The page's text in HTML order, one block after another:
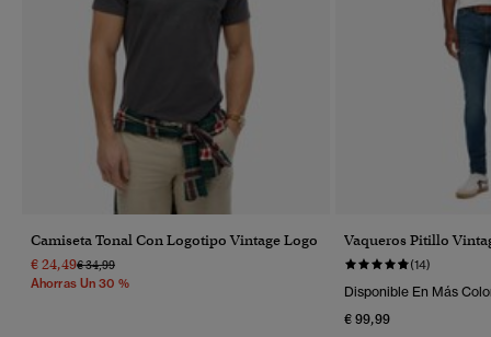
Camiseta Tonal Con Logotipo Vintage Logo
€ 24,49Precio Rebajado De
€ 34,99A
Ahorras Un 30 %
Vaqueros Pitillo
(14)
Disponible En Más
€ 99,99